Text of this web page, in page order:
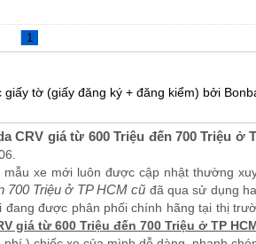
1
tờ (giấy đăng ký + đăng kiểm) bởi
CRV giá từ 600 Triệu đến 700 Triệu ở
xe mới luôn được cập nhật thường
700 Triệu ở TP HCM cũ đã qua sử dụng
được phân phối chính hãng tại thị
giá từ 600 Triệu đến 700 Triệu ở TP